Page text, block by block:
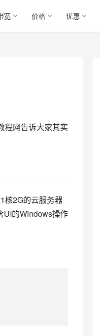
宽 价格 优惠
程网告诉大家其实
核2G的云服务器
UI的Windows操作